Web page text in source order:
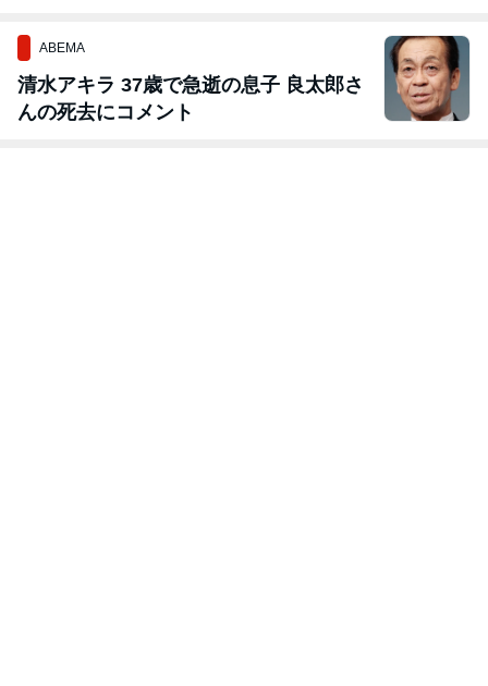
ABEMA
清水アキラ 37歳で急逝の息子 良太郎さ
んの死去にコメント